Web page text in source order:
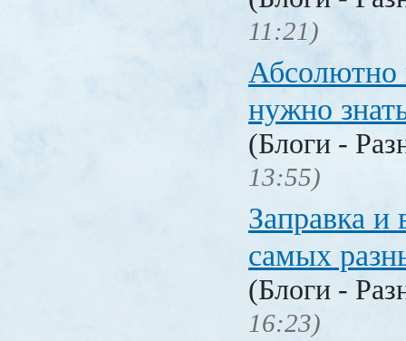
11:21)
Абсолютно
нужно
(Блоги -
13:55)
Заправка и
самых
(Блоги -
16:23)